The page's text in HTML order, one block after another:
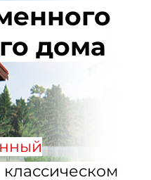
дома
классическом